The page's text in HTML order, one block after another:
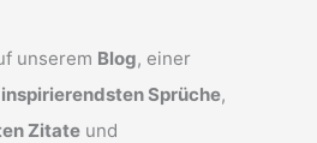
unserem Blog, einer
inspirierendsten Sprüche,
Zitate und